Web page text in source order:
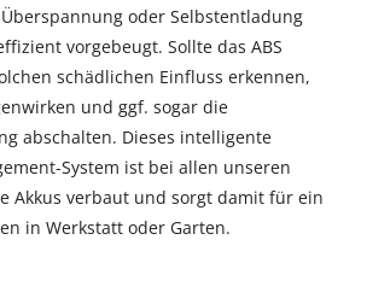
oder Selbstentladung
vorgebeugt. Sollte das ABS
schädlichen Einfluss erkennen,
und ggf. sogar die
abschalten. Dieses intelligente
System ist bei allen unseren
Akkus verbaut und sorgt damit für ein
in Werkstatt oder Garten.